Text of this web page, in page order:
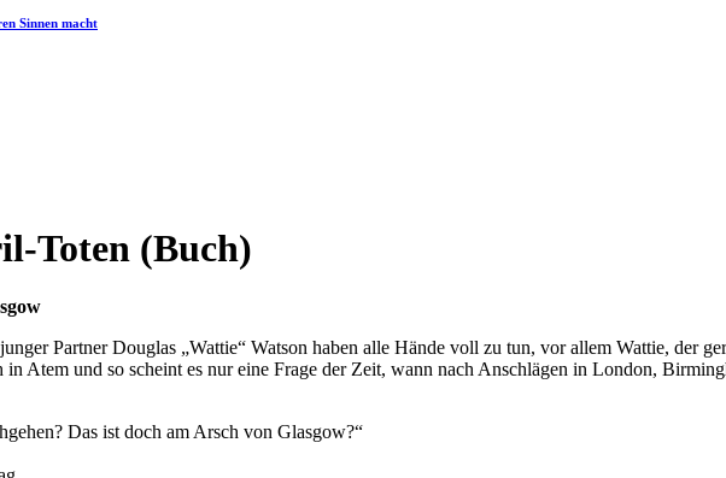
Sinnen macht
Toten (Buch)
Partner Douglas „Wattie“ Watson haben alle Hände voll zu tun, vor allem Wattie, der
Atem und so scheint es nur eine Frage der Zeit, wann nach Anschlägen in London,
Das ist doch am Arsch von Glasgow?“